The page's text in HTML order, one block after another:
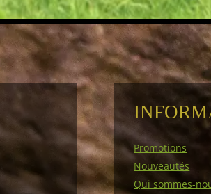
Promotions
Nouveautés
Qui sommes-